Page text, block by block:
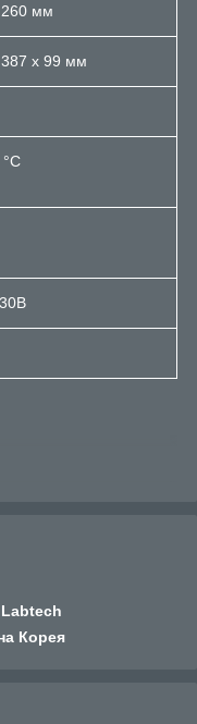
мм
x 99 мм
Корея